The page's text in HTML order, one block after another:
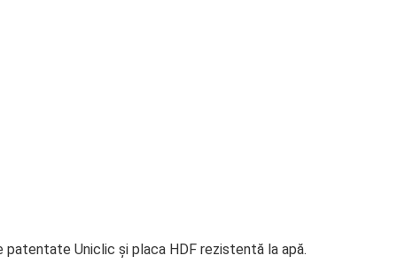
Uniclic și placa HDF rezistentă la apă.